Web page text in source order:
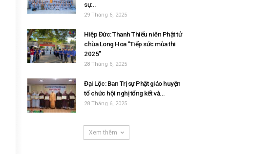
sự...
29 Tháng 6, 2025
Hiệp Đức: Thanh Thiếu niên Phật tử
chùa Long Hoa “Tiếp sức mùa thi
2025”
28 Tháng 6, 2025
Đại Lộc: Ban Trị sự Phật giáo huyện
tổ chức hội nghị tổng kết và...
28 Tháng 6, 2025
Xem thêm